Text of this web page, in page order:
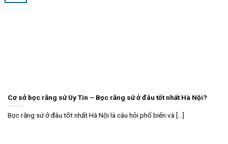
Cơ sở bọc răng sứ Uy Tín – Bọc răng sứ ở đâu tốt nhất Hà Nội?
Bọc răng sứ ở đâu tốt nhất Hà Nội là câu hỏi phổ biến và [...]